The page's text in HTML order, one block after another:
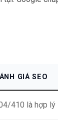
GIÁ SEO
410 là hợp lý